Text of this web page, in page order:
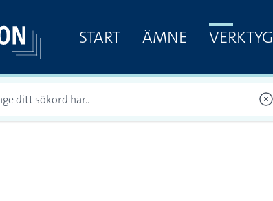
START ÄMNE VERKTYG